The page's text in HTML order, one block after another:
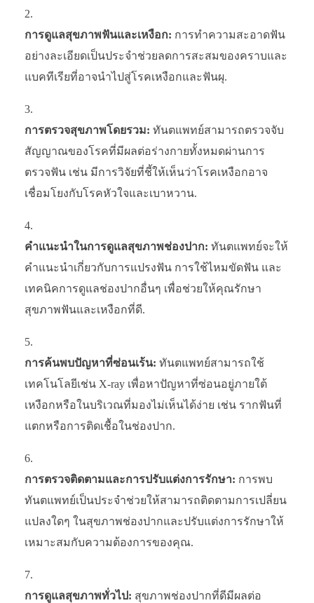
การดูแลสุขภาพฟันและเหงือก: การทำความสะอาดฟัน
อย่างละเอียดเป็นประจำช่วยลดการสะสมของคราบและ
แบคทีเรียที่อาจนำไปสู่โรคเหงือกและฟันผุ.
การตรวจสุขภาพโดยรวม: ทันตแพทย์สามารถตรวจจับ
สัญญาณของโรคที่มีผลต่อร่างกายทั้งหมดผ่านการ
ตรวจฟัน เช่น มีการวิจัยที่ชี้ให้เห็นว่าโรคเหงือกอาจ
เชื่อมโยงกับโรคหัวใจและเบาหวาน.
คำแนะนำในการดูแลสุขภาพช่องปาก: ทันตแพทย์จะให้
คำแนะนำเกี่ยวกับการแปรงฟัน การใช้ไหมขัดฟัน และ
เทคนิคการดูแลช่องปากอื่นๆ เพื่อช่วยให้คุณรักษา
สุขภาพฟันและเหงือกที่ดี.
การค้นพบปัญหาที่ซ่อนเร้น: ทันตแพทย์สามารถใช้
เทคโนโลยีเช่น X-ray เพื่อหาปัญหาที่ซ่อนอยู่ภายใต้
เหงือกหรือในบริเวณที่มองไม่เห็นได้ง่าย เช่น รากฟันที่
แตกหรือการติดเชื้อในช่องปาก.
การตรวจติดตามและการปรับแต่งการรักษา: การพบ
ทันตแพทย์เป็นประจำช่วยให้สามารถติดตามการเปลี่ยน
แปลงใดๆ ในสุขภาพช่องปากและปรับแต่งการรักษาให้
เหมาะสมกับความต้องการของคุณ.
การดูแลสุขภาพทั่วไป: สุขภาพช่องปากที่ดีมีผลต่อ